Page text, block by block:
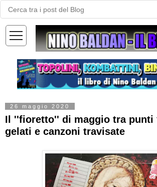
—
—
—
26 maggio 2020
Il ''fioretto'' di maggio tra punti
gelati e canzoni travisate